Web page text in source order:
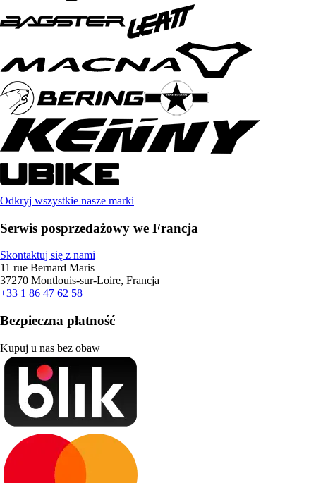
Odkryj wszystkie nasze marki
Serwis posprzedażowy we Francja
Skontaktuj się z nami
11 rue Bernard Maris
37270 Montlouis-sur-Loire, Francja
+33 1 86 47 62 58
Bezpieczna płatność
Kupuj u nas bez obaw